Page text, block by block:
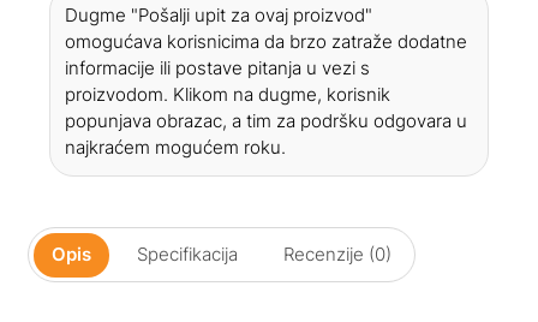
Dugme "Pošalji upit za ovaj proizvod"
omogućava korisnicima da brzo zatraže dodatne
informacije ili postave pitanja u vezi s
proizvodom. Klikom na dugme, korisnik
popunjava obrazac, a tim za podršku odgovara u
najkraćem mogućem roku.
Opis Specifikacija Recenzije (0)